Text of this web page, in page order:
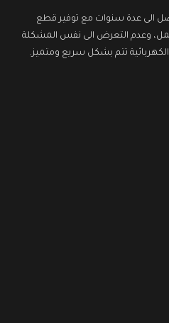
الى عدة سنوات مع توفير قطع
وعدم التعرض الى نفس المشكلة
تتم بشكل سريع ومتميز.